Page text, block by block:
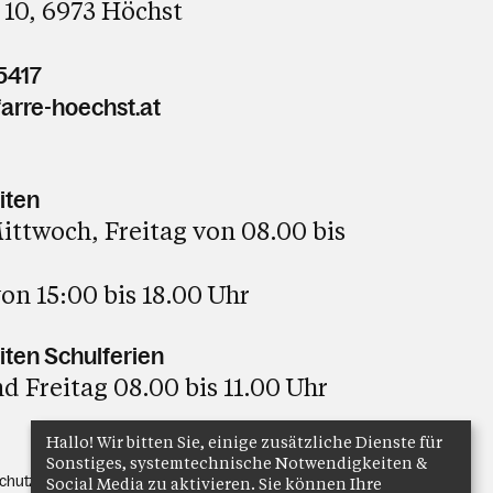
6973 Höchst
hoechst.at
Freitag von 08.00 bis
15:00 bis 18.00 Uhr
Schulferien
Freitag 08.00 bis 11.00 Uhr
Anmelden
Hallo! Wir bitten Sie, einige zusätzliche Dienste für
Sonstiges, systemtechnische Notwendigkeiten &
Social Media zu aktivieren. Sie können Ihre